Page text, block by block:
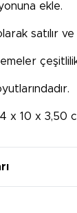
ekle.
satılır ve
x 10 x 3,50